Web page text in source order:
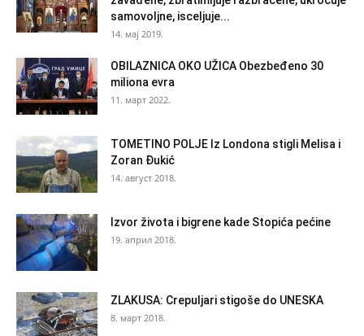
samovoljne, isceljuje...
14. мај 2019.
OBILAZNICA OKO UŽICA Obezbeđeno 30
miliona evra
11. март 2022.
TOMETINO POLJE Iz Londona stigli Melisa i
Zoran Đukić
14. август 2018.
Izvor života i bigrene kade Stopića pećine
19. април 2018.
ZLAKUSA: Crepuljari stigoše do UNESKA
8. март 2018.